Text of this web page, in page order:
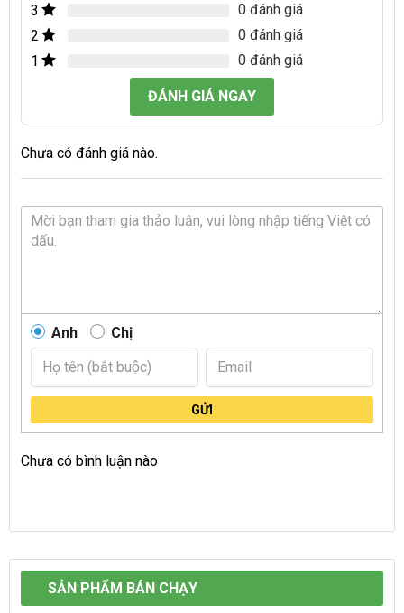
3
0 đánh giá
2
0 đánh giá
1
0 đánh giá
ĐÁNH GIÁ NGAY
Chưa có đánh giá nào.
Anh Chị
GỬI
Chưa có bình luận nào
SẢN PHẨM BÁN CHẠY